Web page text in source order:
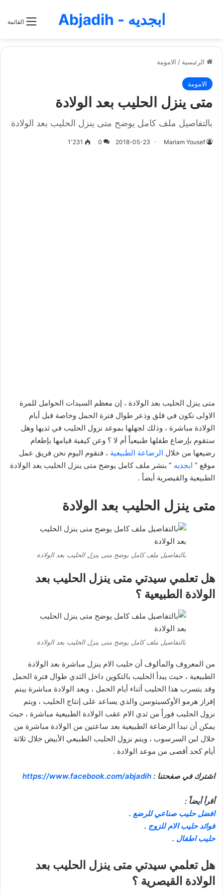
القائمة ابجديه - Abjadih
الرئيسية / الامومة
الامومة
متى ينزل الحليب بعد الولادة
بالتفاصيل ملف كامل يوضح متى ينزل الحليب بعد الولادة
Mariam Yousef
2018-05-23
0 1٬231
متى ينزل الحليب بعد الولادة ، إن معظم السيدات الحوامل للمرة
الاولى تكون في قلق وذعر طوال فترة الحمل وخاصة قبل أيام
الولادة مباشرة ، وذلك لجهلها بموعد نزول الحليب في ثديها وهل
ستقوم بإرضاع طفلها طبيعياً أم لا ؟ وعن كيفية قيامها بإطعام
رضيعها من خلال الرضاعة الطبيعية ، فنقوم اليوم نحن فريق عمل
موقع ” ابجديه ” بنشر ملف كامل يوضح متى ينزل الحليب بعد الولادة
الطبيعية والقيصرية أيضاً .
متى ينزل الحليب بعد الولادة
بالتفاصيل ملف كامل يوضح متى ينزل الحليب بعد الولادة
هل تعلمي سيدتي متى ينزل الحليب بعد
الولادة الطبيعية ؟
بالتفاصيل ملف كامل يوضح متى ينزل الحليب بعد الولادة
من المعروف والمألوف أن حليب الام ينزل مباشرة بعد الولادة
الطبيعية ، حيث يبدأ الحليب بالتكوين داخل الثدي طوال فترة الحمل
وقد يتسرب هذا الحليب أثناء أيام الحمل ، وبعد الولادة مباشرة ييتم
إفراز هرمو الأوكسيتوسن والذي يساعد على إنتاج الحليب ، ويتم
نزول الحليب فوراً من ثدي الام عقب الولادة الطبيعية مباشرة ، حيث
يمكن أن تبدأ الرضاعة الطبيعية بعد ساعتين من الولادة مباشرة من
خلال لبن السرسوب ، ويتم نزول الحليب الطبيعي الأبيض خلال ثلاثة
أيام كحد أقصى من موعد الولادة .
اشترك في صفحتنا : https://www.facebook.com/abjadih
أقرأ أيضاً :
افضل حليب صناعي للرضع .
فوائد حليب الام للزوج .
حليب اطفال .
هل تعلمي سيدتي متى ينزل الحليب بعد
الولادة القيصرية ؟